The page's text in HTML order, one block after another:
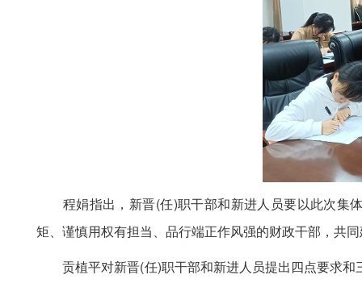
程娟指出，新晋(任)职干部和新进人员要以此次集
矩、谨慎用权有担当、品行端正作风强的财政干部，共
贡植平对新晋(任)职干部和新进人员提出四点要求和